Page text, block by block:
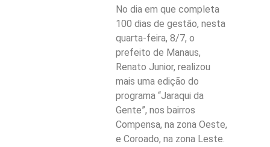
No dia em que completa
100 dias de gestão, nesta
quarta-feira, 8/7, o
prefeito de Manaus,
Renato Junior, realizou
mais uma edição do
programa “Jaraqui da
Gente”, nos bairros
Compensa, na zona Oeste,
e Coroado, na zona Leste.